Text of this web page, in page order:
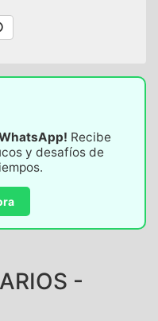
Recibe
y desafíos de
-